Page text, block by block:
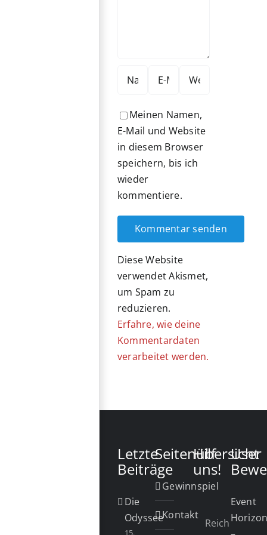
Meinen Namen,
E-Mail und Website
in diesem Browser
speichern, bis ich
wieder
kommentiere.
Diese Website
verwendet Akismet,
um Spam zu
reduzieren.
Erfahre, wie deine
Kommentardaten
verarbeitet werden.
Letzte
Beiträge
Die
Odyssee
15.
Seitenübersicht
Gewinnspiel
Kontakt
Hilf
uns!
Reich
User
Event